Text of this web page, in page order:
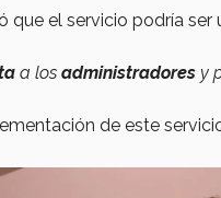
que el servicio podría
a los administradores y
de este